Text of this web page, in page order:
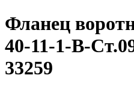
Фланец
40-11-1-B-
33259